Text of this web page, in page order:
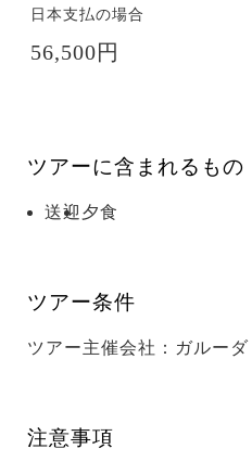
日本支払の場合
56,500円
ツアーに含まれるもの
送迎 夕食
ツアー条件
ツアー主催会社：ガルー
注意事項